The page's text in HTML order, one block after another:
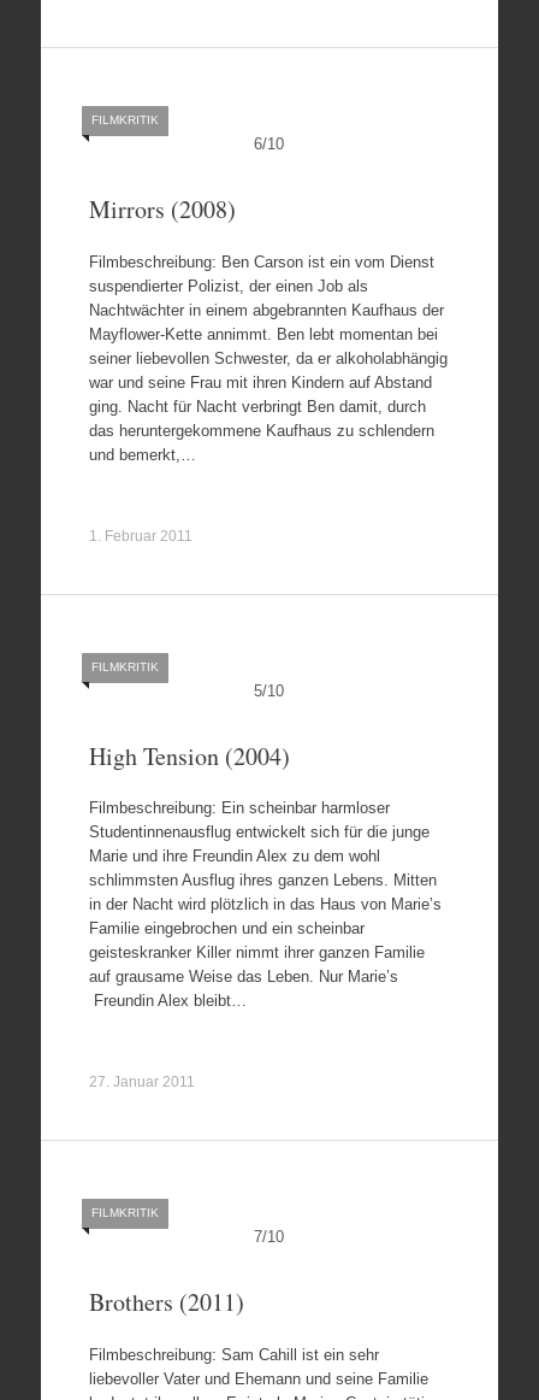
6/10
FILMKRITIK
Mirrors (2008)
Filmbeschreibung: Ben Carson ist ein vom Dienst
suspendierter Polizist, der einen Job als
Nachtwächter in einem abgebrannten Kaufhaus der
Mayflower-Kette annimmt. Ben lebt momentan bei
seiner liebevollen Schwester, da er alkoholabhängig
war und seine Frau mit ihren Kindern auf Abstand
ging. Nacht für Nacht verbringt Ben damit, durch
das heruntergekommene Kaufhaus zu schlendern
und bemerkt,…
1. Februar 2011
5/10
FILMKRITIK
High Tension (2004)
Filmbeschreibung: Ein scheinbar harmloser
Studentinnenausflug entwickelt sich für die junge
Marie und ihre Freundin Alex zu dem wohl
schlimmsten Ausflug ihres ganzen Lebens. Mitten
in der Nacht wird plötzlich in das Haus von Marie’s
Familie eingebrochen und ein scheinbar
geisteskranker Killer nimmt ihrer ganzen Familie
auf grausame Weise das Leben. Nur Marie’s
Freundin Alex bleibt…
27. Januar 2011
7/10
FILMKRITIK
Brothers (2011)
Filmbeschreibung: Sam Cahill ist ein sehr
liebevoller Vater und Ehemann und seine Familie